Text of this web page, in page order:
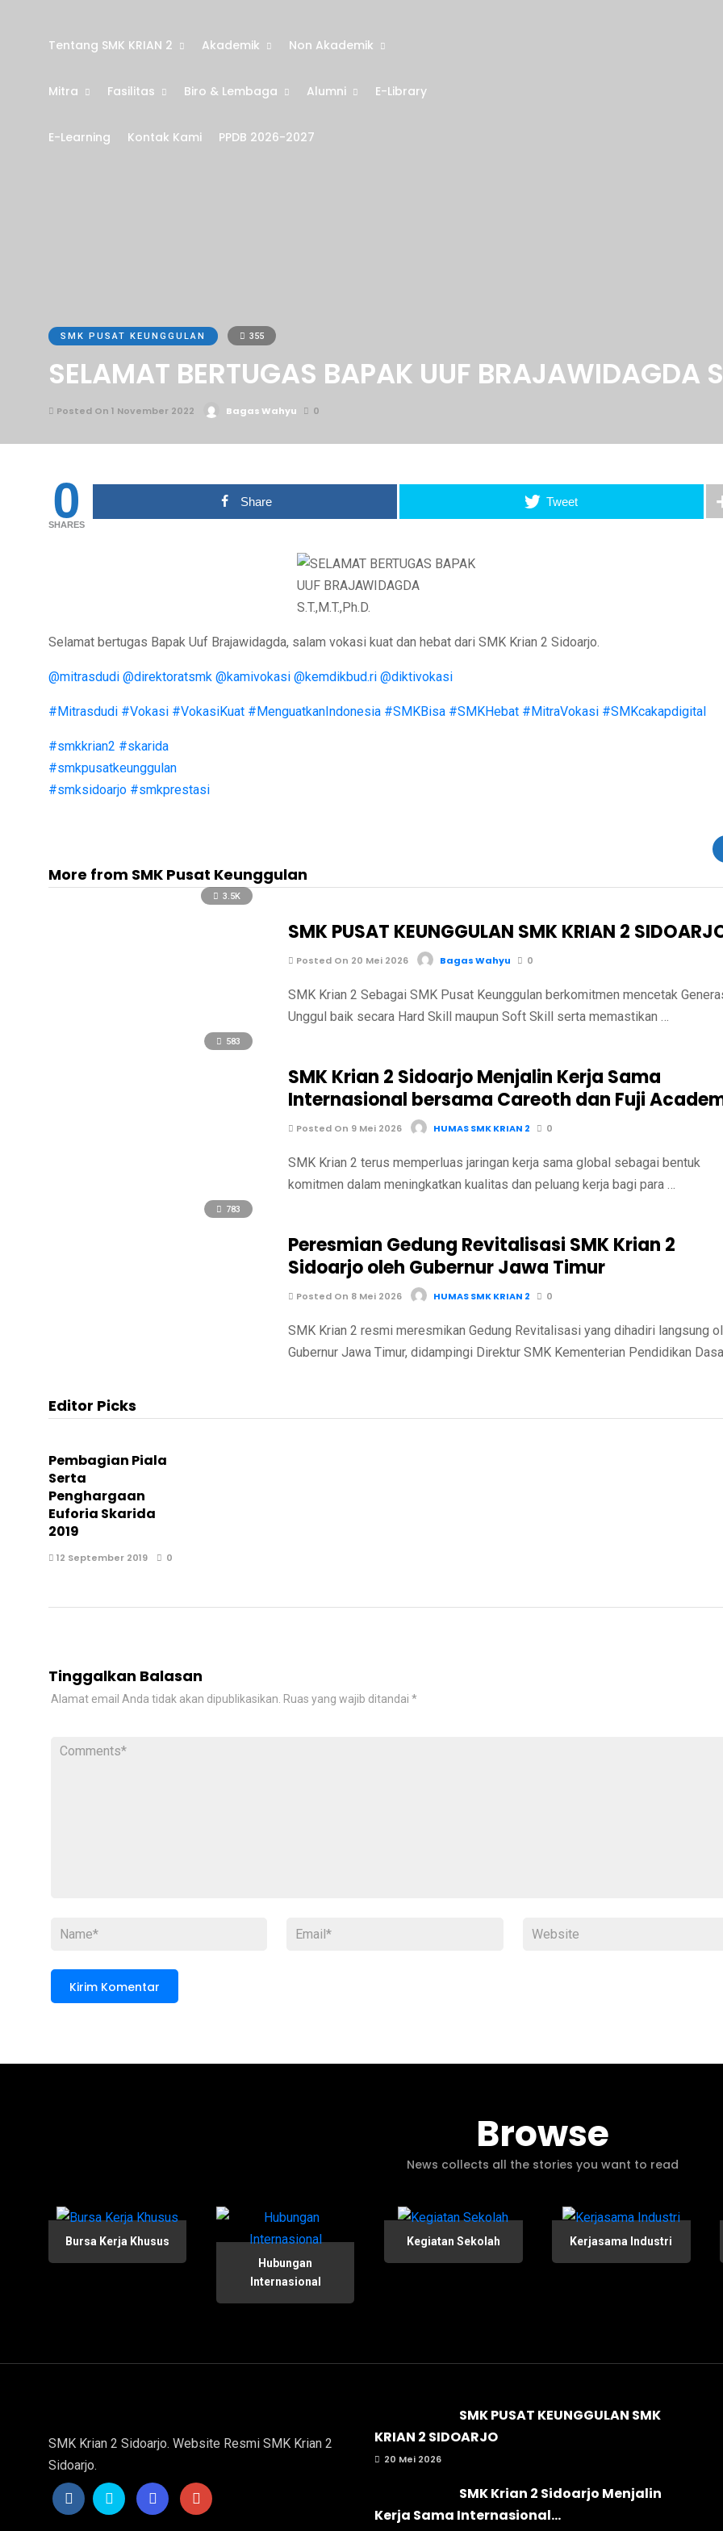
Tentang SMK KRIAN 2 Akademik Non Akademik
Mitra Fasilitas Biro & Lembaga Alumni E-Library
E-Learning Kontak Kami PPDB 2026-2027
SMK PUSAT KEUNGGULAN 355
SELAMAT BERTUGAS BAPAK UUF BRAJAWIDAGDA
Posted On 1 November 2022 Bagas Wahyu 0
0
SHARES
Share Tweet
Selamat bertugas Bapak Uuf Brajawidagda, salam vokasi kuat dan hebat dari SMK Krian 2 Sidoarjo.
@mitrasdudi @direktoratsmk @kamivokasi @kemdikbud.ri @diktivokasi
#Mitrasdudi #Vokasi #VokasiKuat #MenguatkanIndonesia #SMKBisa #SMKHebat #MitraVokasi #SMKcakapdigital
#smkkrian2 #skarida
#smkpusatkeunggulan
#smksidoarjo #smkprestasi
More from SMK Pusat Keunggulan
3.5K
SMK PUSAT KEUNGGULAN SMK KRIAN 2
Posted On 20 Mei 2026 Bagas Wahyu 0
SMK Krian 2 Sebagai SMK Pusat Keunggulan berkomitmen mencetak
Unggul baik secara Hard Skill maupun Soft Skill serta memastikan …
583
SMK Krian 2 Sidoarjo Menjalin Kerja Sama
Internasional bersama Careoth dan Fuji
Posted On 9 Mei 2026 HUMAS SMK KRIAN 2 0
SMK Krian 2 terus memperluas jaringan kerja sama global sebagai bentuk
komitmen dalam meningkatkan kualitas dan peluang kerja bagi para …
783
Peresmian Gedung Revitalisasi SMK Krian 2
Sidoarjo oleh Gubernur Jawa Timur
Posted On 8 Mei 2026 HUMAS SMK KRIAN 2 0
SMK Krian 2 resmi meresmikan Gedung Revitalisasi yang dihadiri langsung
Gubernur Jawa Timur, didampingi Direktur SMK Kementerian Pendidikan
Editor Picks
Pembagian Piala
Serta
Penghargaan
Euforia Skarida
2019
12 September 2019 0
Tinggalkan Balasan
Alamat email Anda tidak akan dipublikasikan. Ruas yang wajib ditandai *
Browse
News collects all the stories you want to read
Bursa Kerja Khusus
Hubungan
Internasional
Kegiatan Sekolah Kerjasama Industri
SMK Krian 2 Sidoarjo. Website Resmi SMK Krian 2
Sidoarjo.
SMK PUSAT KEUNGGULAN SMK
KRIAN 2 SIDOARJO
20 Mei 2026
SMK Krian 2 Sidoarjo Menjalin
Kerja Sama Internasional...